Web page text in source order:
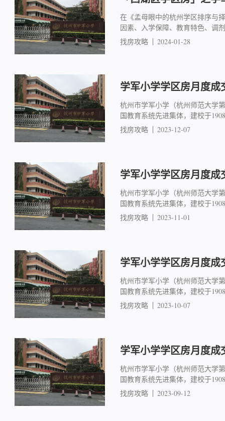
在《孟母眼中的杭州学区排序与
因素、入学保障、教育特色、调
找房攻略
2024-01-28
学军小学学区房月度成
杭州市学军小学（杭州师范大学
国教育系统先进集体，建校于
找房攻略
2023-12-07
学军小学学区房月度成
杭州市学军小学（杭州师范大学
国教育系统先进集体，建校于
找房攻略
2023-11-01
学军小学学区房月度
杭州市学军小学（杭州师范大学
国教育系统先进集体，建校于
找房攻略
2023-10-07
学军小学学区房月度成
杭州市学军小学（杭州师范大学
国教育系统先进集体，建校于
找房攻略
2023-09-12